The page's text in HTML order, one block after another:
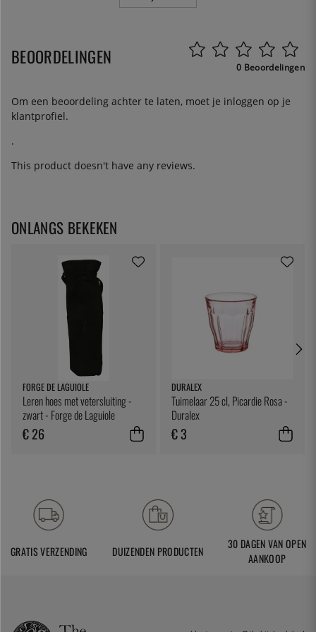
BEOORDELINGEN 0 Beoordelingen
Om een beoordeling achter te laten, moet je inloggen op je
klantprofiel.
.
This product doesn't have any reviews.
ONLANGS BEKEKEN
FORGE DE LAGUIOLE
Leren hoes met vetersluiting -
zwart - Forge de Laguiole
€ 26
DURALEX
Tuimelaar 25 cl, Picardie Rosa -
Duralex
€ 3
GRATIS VERZENDING DUIZENDEN PRODUCTEN
30 DAGEN VAN OPEN
AANKOOP